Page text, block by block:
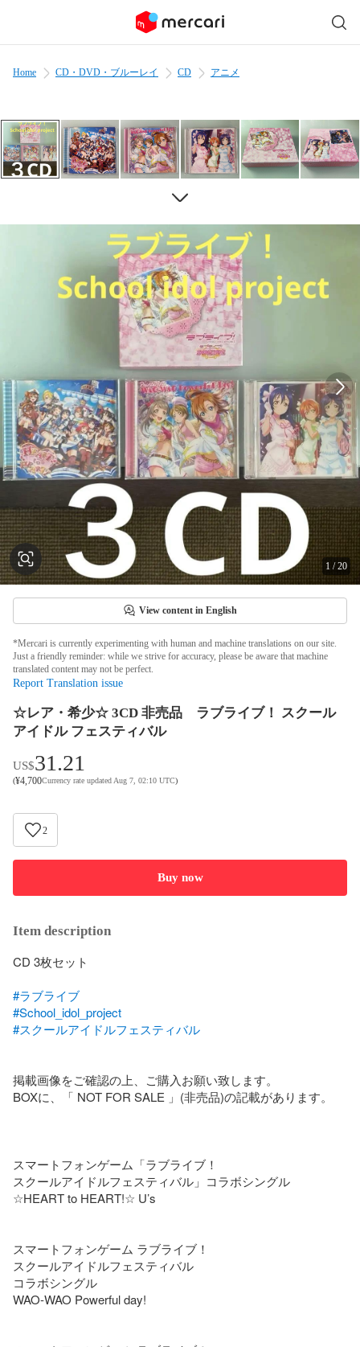
Home CD・DVD・ブルーレイ CD アニメ
1 /20
View content in English
*Mercari is currently experimenting with human and machine translations on our site.
Just a friendly reminder: while we strive for accuracy, please be aware that machine
translated content may not be perfect.
Report Translation issue
☆レア・希少☆ 3CD 非売品 ラブライブ！ スクール
アイドル フェスティバル
US$31.21
(¥4,700Currency rate updated Aug 7, 02:10 UTC)
2
Buy now
Item description
CD 3枚セット
#ラブライブ
#School_idol_project
#スクールアイドルフェスティバル
掲載画像をご確認の上、ご購入お願い致します。
BOXに、「 NOT FOR SALE 」(非売品)の記載があります。
スマートフォンゲーム「ラブライブ！
スクールアイドルフェスティバル」コラボシングル
☆HEART to HEART!☆ U’s
スマートフォンゲーム ラブライブ！
スクールアイドルフェスティバル
コラボシングル
WAO-WAO Powerful day!